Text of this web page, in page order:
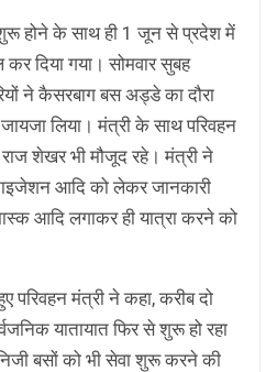
होने के साथ ही 1 जून से प्रदेश में
दिया गया। सोमवार सुबह
ने कैसरबाग बस अड्डे का दौरा
लिया। मंत्री के साथ परिवहन
शेखर भी मौजूद रहे। मंत्री ने
आदि को लेकर जानकारी
आदि लगाकर ही यात्रा करने को
परिवहन मंत्री ने कहा, करीब दो
यातायात फिर से शुरू हो रहा
बसों को भी सेवा शुरू करने की